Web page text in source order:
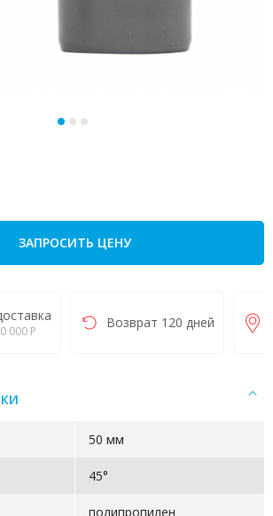
ЗАПРОСИТЬ ЦЕНУ
000 Р
Возврат 120 дней
50 мм
45°
полипропилен